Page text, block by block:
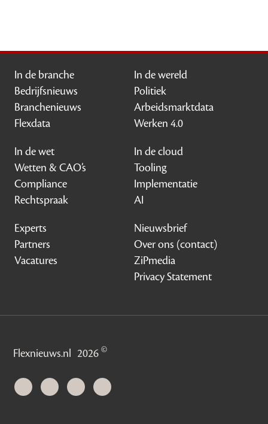
In de branche
Bedrijfsnieuws
Branchenieuws
Flexdata
In de wereld
Politiek
Arbeidsmarktdata
Werken 4.0
In de wet
Wetten & CAO’s
Compliance
Rechtspraak
In de cloud
Tooling
Implementatie
AI
Experts
Partners
Vacatures
Nieuwsbrief
Over ons (contact)
ZiPmedia
Privacy Statement
Flexnieuws.nl 2026©